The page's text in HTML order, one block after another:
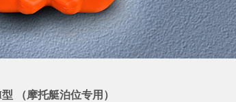
（摩托艇泊位专用）